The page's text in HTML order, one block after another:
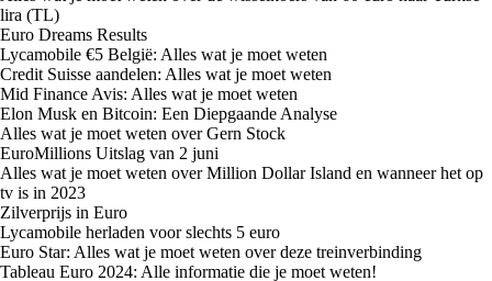
lira (TL)
Euro Dreams Results
Lycamobile €5 België: Alles wat je moet weten
Credit Suisse aandelen: Alles wat je moet weten
Mid Finance Avis: Alles wat je moet weten
Elon Musk en Bitcoin: Een Diepgaande Analyse
Alles wat je moet weten over Gern Stock
EuroMillions Uitslag van 2 juni
Alles wat je moet weten over Million Dollar Island en wanneer het op
tv is in 2023
Zilverprijs in Euro
Lycamobile herladen voor slechts 5 euro
Euro Star: Alles wat je moet weten over deze treinverbinding
Tableau Euro 2024: Alle informatie die je moet weten!